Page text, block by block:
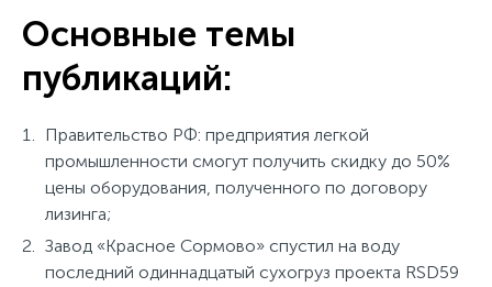
Основные темы
публикаций:
Правительство РФ: предприятия легкой
промышленности смогут получить скидку до 50%
цены оборудования, полученного по договору
лизинга;
Завод «Красное Сормово» спустил на воду
последний одиннадцатый сухогруз проекта RSD59